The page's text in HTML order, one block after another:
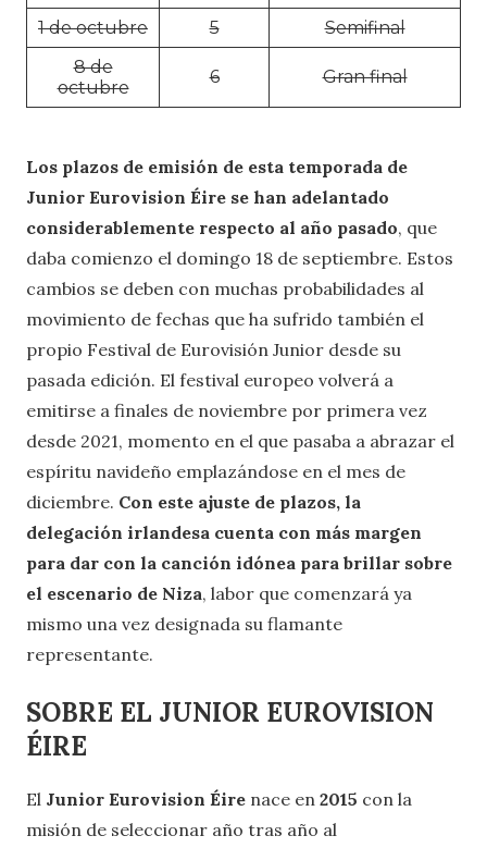
1 de octubre
5
Semifinal
8 de
octubre
6 Gran final
Los plazos de emisión de esta temporada de
Junior Eurovision Éire se han adelantado
considerablemente respecto al año pasado, que
daba comienzo el domingo 18 de septiembre. Estos
cambios se deben con muchas probabilidades al
movimiento de fechas que ha sufrido también el
propio Festival de Eurovisión Junior desde su
pasada edición. El festival europeo volverá a
emitirse a finales de noviembre por primera vez
desde 2021, momento en el que pasaba a abrazar el
espíritu navideño emplazándose en el mes de
diciembre. Con este ajuste de plazos, la
delegación irlandesa cuenta con más margen
para dar con la canción idónea para brillar sobre
el escenario de Niza, labor que comenzará ya
mismo una vez designada su flamante
representante.
SOBRE EL JUNIOR EUROVISION
ÉIRE
El Junior Eurovision Éire nace en 2015 con la
misión de seleccionar año tras año al